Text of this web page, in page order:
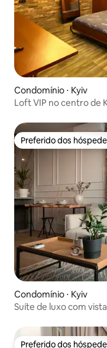
Condomínio ⋅ Kyiv
Loft VIP no centro de
Preferido dos
Preferido dos
Condomínio ⋅ Kyiv
Suíte de luxo com
Preferido dos